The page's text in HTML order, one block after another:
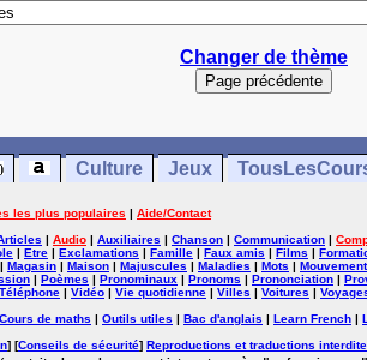
Changer de thème
Culture Jeux
les plus populaires | Aide/Contact
| Audio | Auxiliaires | Chanson | Communication |
| Etre | Exclamations | Famille | Faux amis | Films |
| Magasin | Maison | Majuscules | Maladies | Mots | Mouvement
| Poèmes | Pronominaux | Pronoms | Prononciation |
Téléphone | Vidéo | Vie quotidienne | Villes | Voitures |
Cours de maths | Outils utiles | Bac d'anglais | Learn French |
] [Conseils de sécurité] Reproductions et traductions